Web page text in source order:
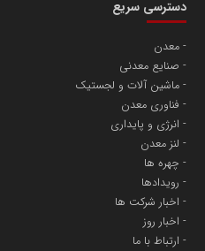
دسترسی سریع
معدن
صنایع معدنی
ماشین آلات و لجستیک
فناوری معدن
انرژی و پایداری
لنز معدن
چهره ها
رویدادها
اخبار شرکت ها
اخبار روز
ارتباط با ما